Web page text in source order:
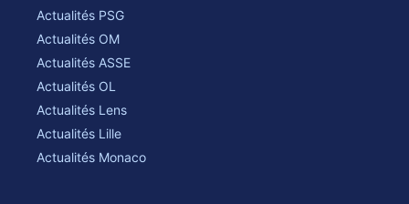
Actualités PSG
Actualités OM
Actualités ASSE
Actualités OL
Actualités Lens
Actualités Lille
Actualités Monaco